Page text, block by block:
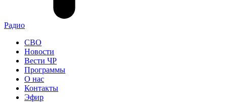
Радио
СВО
Новости
Вести ЧР
Программы
О нас
Контакты
Эфир